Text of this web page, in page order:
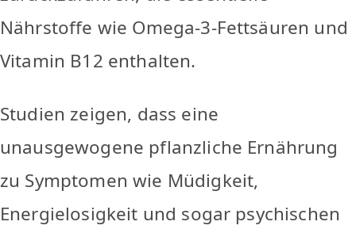
Nährstoffe wie Omega-3-Fettsäuren und
Vitamin B12 enthalten.
Studien zeigen, dass eine
unausgewogene pflanzliche Ernährung
zu Symptomen wie Müdigkeit,
Energielosigkeit und sogar psychischen